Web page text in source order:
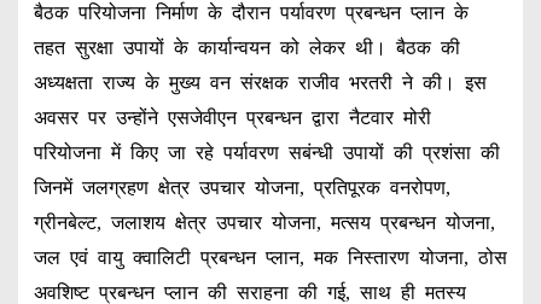
बैठक परियोजना निर्माण के दौरान पर्यावरण प्रबन्धन प्लान के
तहत सुरक्षा उपायों के कार्यान्वयन को लेकर थी। बैठक की
अध्यक्षता राज्य के मुख्य वन संरक्षक राजीव भरतरी ने की। इस
अवसर पर उन्होंने एसजेवीएन प्रबन्धन द्वारा नैटवार मोरी
परियोजना में किए जा रहे पर्यावरण सबंन्धी उपायों की प्रशंसा की
जिनमें जलग्रहण क्षेत्र उपचार योजना, प्रतिपूरक वनरोपण,
ग्रीनबेल्ट, जलाशय क्षेत्र उपचार योजना, मत्सय प्रबन्धन योजना,
जल एवं वायु क्वालिटी प्रबन्धन प्लान, मक निस्तारण योजना, ठोस
अवशिष्ट प्रबन्धन प्लान की सराहना की गई, साथ ही मतस्य